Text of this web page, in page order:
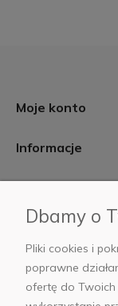
Moje konto
Informacje
AB Foto
Dbamy o
Pliki cookies i
poprawne
ofertę do